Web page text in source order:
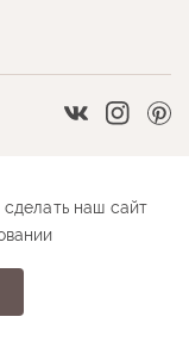
Vkontakte
заказнаш сайт